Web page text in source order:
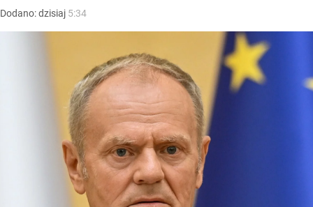
Dodano:dzisiaj 5:34